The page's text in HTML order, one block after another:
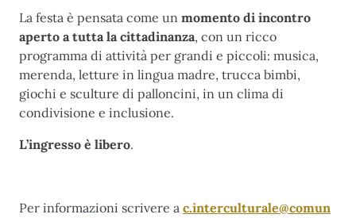
La festa è pensata come un momento di incontro
aperto a tutta la cittadinanza, con un ricco
programma di attività per grandi e piccoli: musica,
merenda, letture in lingua madre, trucca bimbi,
giochi e sculture di palloncini, in un clima di
condivisione e inclusione.
L’ingresso è libero.
Per informazioni scrivere a c.interculturale@comun